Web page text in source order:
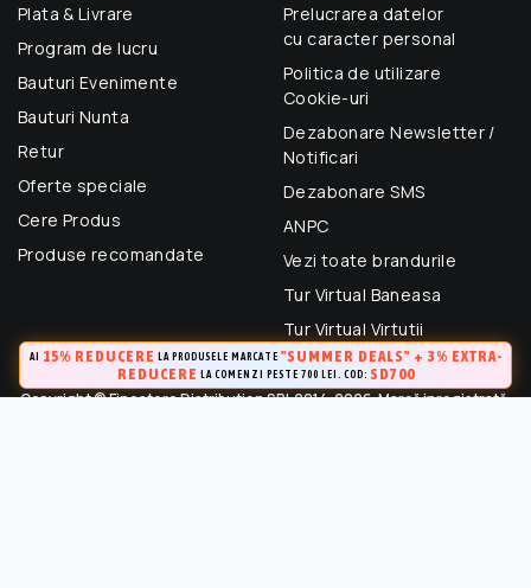
Plata & Livrare
Program de lucru
Bauturi Evenimente
Bauturi Nunta
Retur
Oferte speciale
Cere Produs
Produse recomandate
Prelucrarea datelor
cu caracter personal
Politica de utilizare
Cookie-uri
Dezabonare Newsletter /
Notificari
Dezabonare SMS
ANPC
Vezi toate brandurile
Tur Virtual Baneasa
Tur Virtual Virtutii
Copyright © Finestore Distribution SRL 2014-2026. Marcă inregistrată.
AI 15% REDUCERE LA PRODUSELE MARCATE "SUMMER DEALS" + 3% EXTRA-
REDUCERE LA COMENZI PESTE 700 LEI. COD: SD700